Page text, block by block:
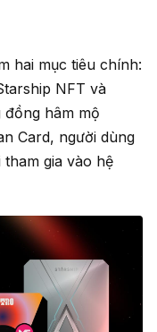
hai mục tiêu chính:
NFT và
hâm mộ
Card, người dùng
gia vào hệ